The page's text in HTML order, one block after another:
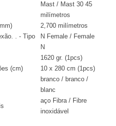
Mast / Mast 30 45
milímetros
2,700 milímetros
. - Tipo
N Female / Female
N
1620 gr. (1pcs)
(cm)
10 x 280 cm (1pcs)
branco / branco /
blanc
aço Fibra / Fibre
inoxidável